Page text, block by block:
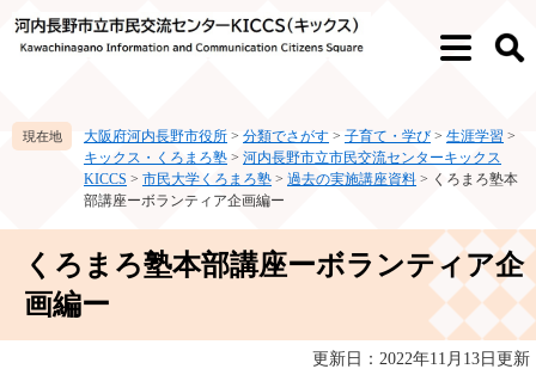
ー
ニ
メ
検
大阪府河内長野市役所 > 分類でさがす > 子育て・学び > 生涯学習 >
キックス・くろまろ塾 > 河内長野市立市民交流センターキックス
KICCS > 市民大学くろまろ塾 > 過去の実施講座資料 > くろまろ塾本
部講座ーボランティア企画編ー
くろまろ塾本部講座ーボランティア企
画編ー
更新日：2022年11月13日更新